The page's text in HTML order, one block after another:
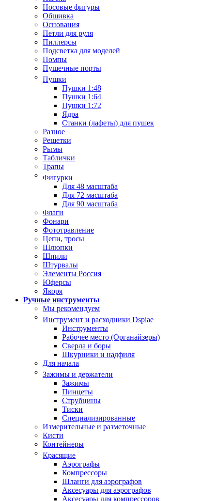
Носовые фигуры
Обшивка
Основания
Петли для руля
Пиллерсы
Подсветка для моделей
Помпы
Пушечные порты
Пушки
Пушки 1:48
Пушки 1:64
Пушки 1:72
Ядра
Станки (лафеты) для пушек
Разное
Решетки
Рымы
Таблички
Трапы
Фигурки
Для 48 масштаба
Для 72 масштаба
Для 90 масштаба
Флаги
Фонари
Фототравление
Цепи, тросы
Шлюпки
Шпили
Штурвалы
Элементы Россия
Юферсы
Якоря
Ручные инструменты
Мы рекомендуем
Инструмент и расходники Dspiae
Инструменты
Рабочее место (Органайзеры)
Сверла и боры
Шкурники и надфиля
Для начала
Зажимы и держатели
Зажимы
Пинцеты
Струбцины
Тиски
Специализированные
Измерительные и разметочные
Кисти
Контейнеры
Красящие
Аэрографы
Компрессоры
Шланги для аэрографов
Аксесуары для аэрографов
Аксесуары для компрессоров